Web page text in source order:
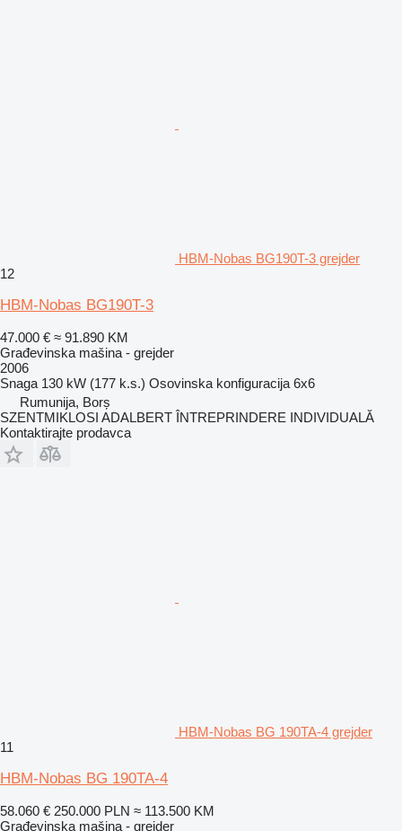
HBM-Nobas BG190T-3 grejder
12
HBM-Nobas BG190T-3
47.000 € ≈ 91.890 KM
Građevinska mašina - grejder
2006
Snaga 130 kW (177 k.s.) Osovinska konfiguracija 6x6
Rumunija, Borș
SZENTMIKLOSI ADALBERT ÎNTREPRINDERE INDIVIDUALĂ
Kontaktirajte prodavca
HBM-Nobas BG 190TA-4 grejder
11
HBM-Nobas BG 190TA-4
58.060 € 250.000 PLN ≈ 113.500 KM
Građevinska mašina - grejder